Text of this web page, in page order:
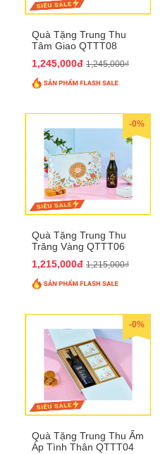
Quà Tặng Trung Thu
Tâm Giao QTTT08
1,245,000đ 1,245,000₫
-0%
Quà Tặng Trung Thu
Trăng Vàng QTTT06
1,215,000đ 1,215,000₫
-0%
Quà Tặng Trung Thu Ấm
Áp Tình Thân QTTT04